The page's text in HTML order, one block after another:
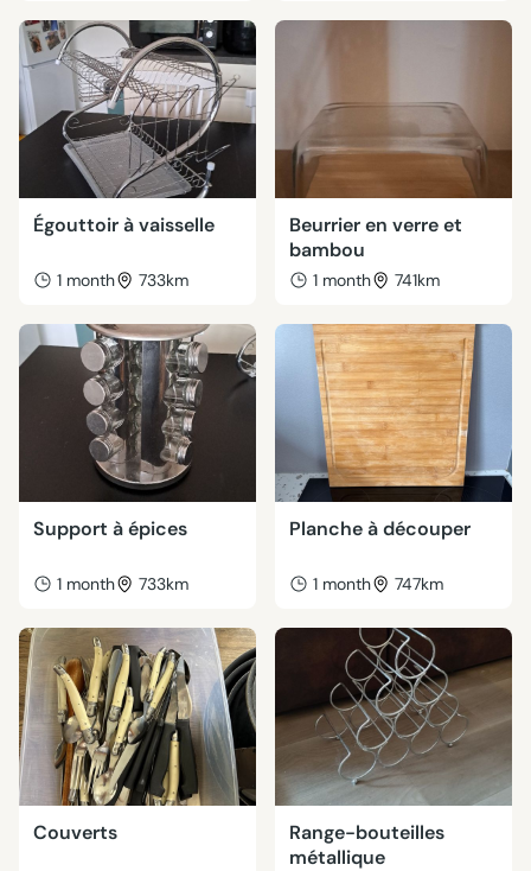
Égouttoir à vaisselle
1 month 733km
Beurrier en verre et
bambou
1 month 741km
Support à épices
1 month 733km
Planche à découper
1 month 747km
Couverts
Range-bouteilles
métallique